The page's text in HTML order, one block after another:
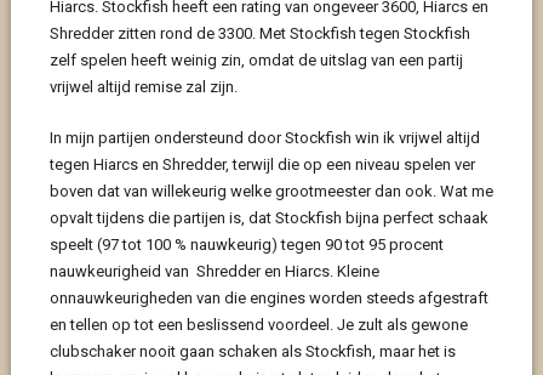
Hiarcs. Stockfish heeft een rating van ongeveer 3600, Hiarcs en
Shredder zitten rond de 3300. Met Stockfish tegen Stockfish
zelf spelen heeft weinig zin, omdat de uitslag van een partij
vrijwel altijd remise zal zijn.
In mijn partijen ondersteund door Stockfish win ik vrijwel altijd
tegen Hiarcs en Shredder, terwijl die op een niveau spelen ver
boven dat van willekeurig welke grootmeester dan ook. Wat me
opvalt tijdens die partijen is, dat Stockfish bijna perfect schaak
speelt (97 tot 100 % nauwkeurig) tegen 90 tot 95 procent
nauwkeurigheid van Shredder en Hiarcs. Kleine
onnauwkeurigheden van die engines worden steeds afgestraft
en tellen op tot een beslissend voordeel. Je zult als gewone
clubschaker nooit gaan schaken als Stockfish, maar het is